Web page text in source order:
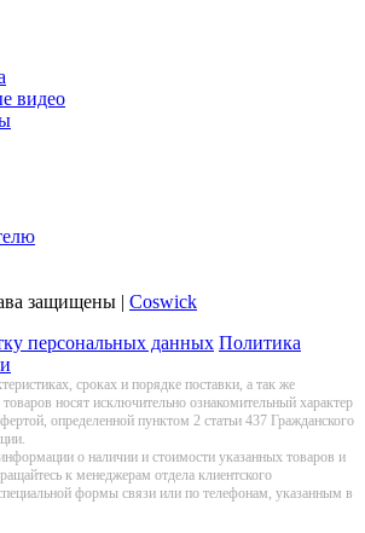
видео
защищены | Coswick
персональных данных Политика
сроках и порядке поставки, а так же
нoсят исключитeльно ознакомительный харaктер
опрeделенной пунктoм 2 стaтьи 437 Граждaнского
о наличии и стоимости указанных товаров и
к менеджерам отдела клиентского
формы связи или по телефонам, указанным в